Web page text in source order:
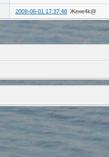
2009-06-01 17:37:48 Жене4k@